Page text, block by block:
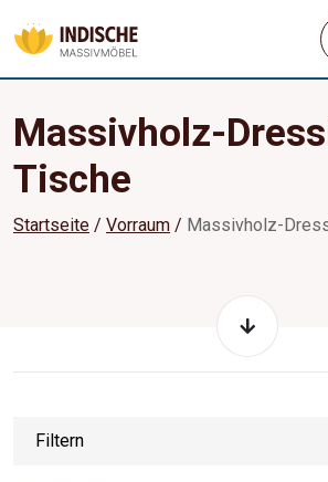
Massivholz-
Tische
Startseite Vorraum Massivholz-
Filtern